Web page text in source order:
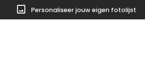
naar de hoofdinhoud
Ga naar de zoekopdracht
Ga naar de hoofdnavigatie
image Personaliseer jouw eigen fotolijst